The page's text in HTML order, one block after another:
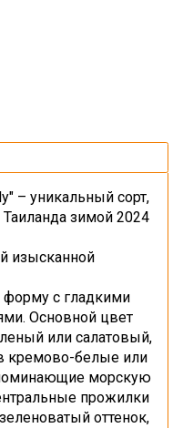
– уникальный сорт,
зимой 2024
изысканной
с гладкими
Основной цвет
или салатовый,
кремово-белые или
морскую
прожилки
оттенок,